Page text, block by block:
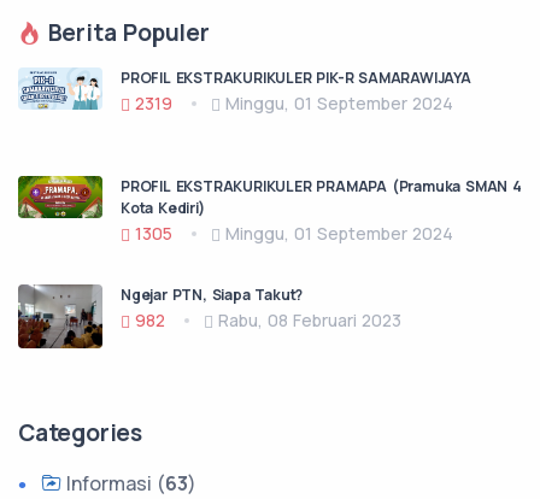
Berita Populer
PROFIL EKSTRAKURIKULER PIK-R SAMARAWIJAYA
2319 Minggu, 01 September 2024
PROFIL EKSTRAKURIKULER PRAMAPA (Pramuka SMAN 4
Kota Kediri)
1305 Minggu, 01 September 2024
Ngejar PTN, Siapa Takut?
982 Rabu, 08 Februari 2023
Categories
Informasi (63)